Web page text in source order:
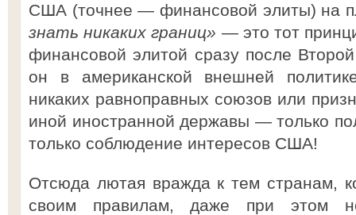
США (точнее — финансовой элиты) на
знать никаких границ» — это тот
финансовой элитой сразу после
он в американской внешней
никаких равноправных союзов или
иной иностранной державы — только
только соблюдение интересов США!
Отсюда лютая вражда к тем странам,
своим правилам, даже при этом не